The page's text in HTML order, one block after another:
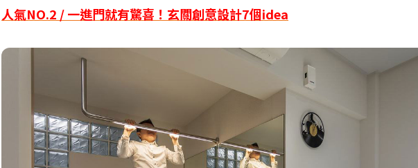
人氣NO.2 / 一進門就有驚喜！玄關創意設計7個idea